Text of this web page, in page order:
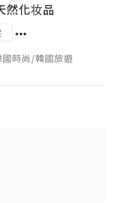
然化妆品
時尚/韓國旅遊